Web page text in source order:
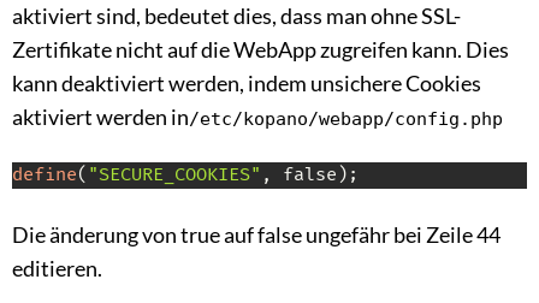
aktiviert sind, bedeutet dies, dass man ohne SSL-
Zertifikate nicht auf die WebApp zugreifen kann. Dies
kann deaktiviert werden, indem unsichere Cookies
aktiviert werden in/etc/kopano/webapp/config.php
define( "SECURE_COOKIES" , false);
Die änderung von true auf false ungefähr bei Zeile 44
editieren.